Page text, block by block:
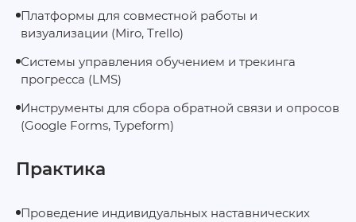
Платформы для совместной работы и
визуализации (Miro, Trello)
Системы управления обучением и трекинга
прогресса (LMS)
Инструменты для сбора обратной связи и опросов
(Google Forms, Typeform)
Практика
Проведение индивидуальных наставнических